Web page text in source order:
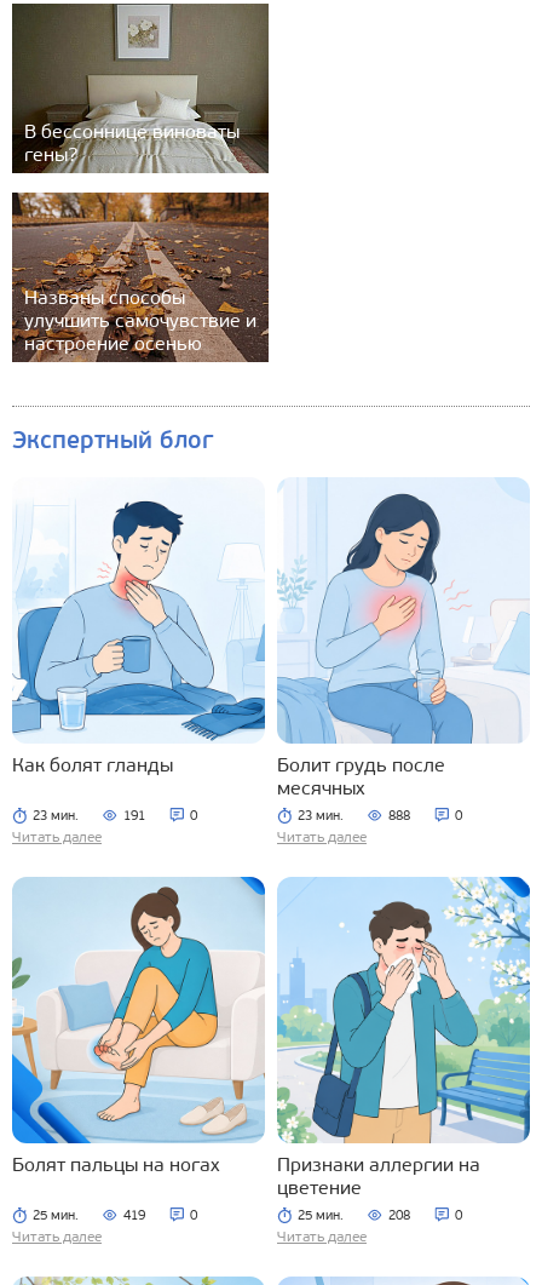
В бессоннице виноваты
гены?
Названы способы
улучшить самочувствие и
настроение осенью
Экспертный блог
Как болят гланды
23 мин. 191 0
Читать далее
Болит грудь после
месячных
23 мин. 888 0
Читать далее
Болят пальцы на ногах
25 мин. 419 0
Читать далее
Признаки аллергии на
цветение
25 мин. 208 0
Читать далее